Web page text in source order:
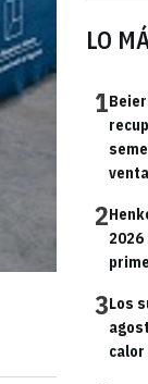
LO
1
2
3Los
calor